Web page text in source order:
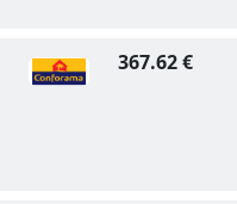
367.62 €